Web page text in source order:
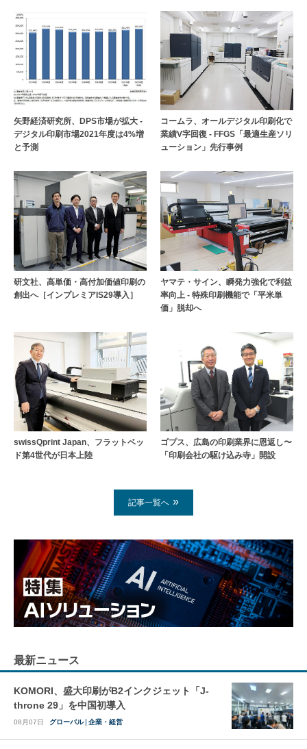
矢野経済研究所、DPS市場が拡大 -
デジタル印刷市場2021年度は4%増
と予測
コームラ、オールデジタル印刷化で
業績V字回復 - FFGS「最適生産ソリ
ューション」先行事例
研文社、高単価・高付加価値印刷の
創出へ［インプレミアIS29導入］
ヤマテ・サイン、瞬発力強化で利益
率向上 - 特殊印刷機能で「平米単
価」脱却へ
swissQprint Japan、フラットベッ
ド第4世代が日本上陸
ゴプス、広島の印刷業界に恩返し〜
「印刷会社の駆け込み寺」開設
記事一覧へ
最新ニュース
KOMORI、盛大印刷がB2インクジェット「J-
throne 29」を中国初導入
08月07日 グローバル 企業・経営